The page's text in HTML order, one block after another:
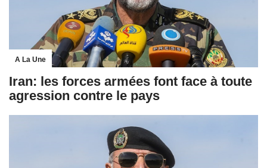
A La Une
Iran: les forces armées font face à toute
agression contre le pays